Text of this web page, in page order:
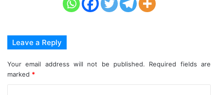
Leave a Reply
Your email address will not be published.
Required fields are
marked *